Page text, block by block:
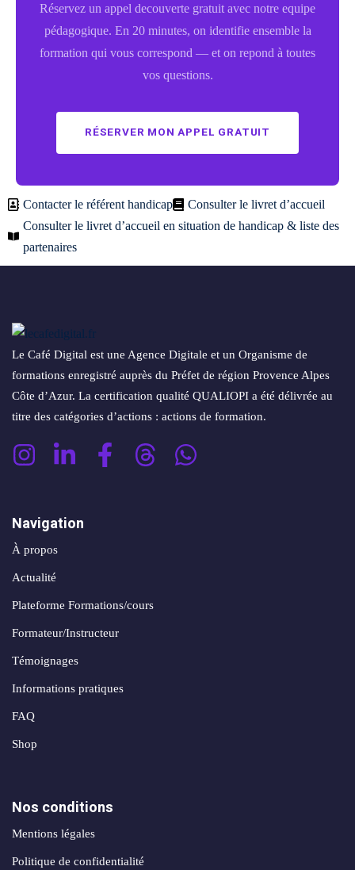
Réservez un appel decouverte gratuit avec notre equipe
pédagogique. En 20 minutes, on identifie ensemble la
formation qui vous correspond — et on repond à toutes
vos questions.
RÉSERVER MON APPEL GRATUIT
Contacter le référent handicap
Consulter le livret d’accueil
Consulter le livret d’accueil en situation de handicap & liste des
partenaires
Le Café Digital est une Agence Digitale et un Organisme de
formations enregistré auprès du Préfet de région Provence Alpes
Côte d’Azur. La certification qualité QUALIOPI a été délivrée au
titre des catégories d’actions : actions de formation.
Navigation
À propos
Actualité
Plateforme Formations/cours
Formateur/Instructeur
Témoignages
Informations pratiques
FAQ
Shop
Nos conditions
Mentions légales
Politique de confidentialité